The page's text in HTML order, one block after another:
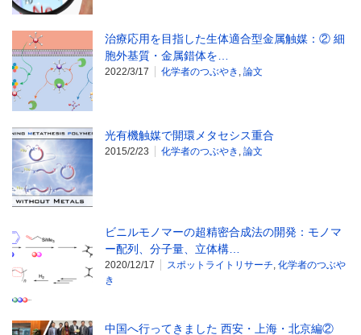
治療応用を目指した生体適合型金属触媒：② 細
胞外基質・金属錯体を…
2022/3/17 化学者のつぶやき , 論文
光有機触媒で開環メタセシス重合
2015/2/23 化学者のつぶやき , 論文
ビニルモノマーの超精密合成法の開発：モノマ
ー配列、分子量、立体構…
2020/12/17 スポットライトリサーチ, 化学者のつぶや
き
中国へ行ってきました 西安・上海・北京編②